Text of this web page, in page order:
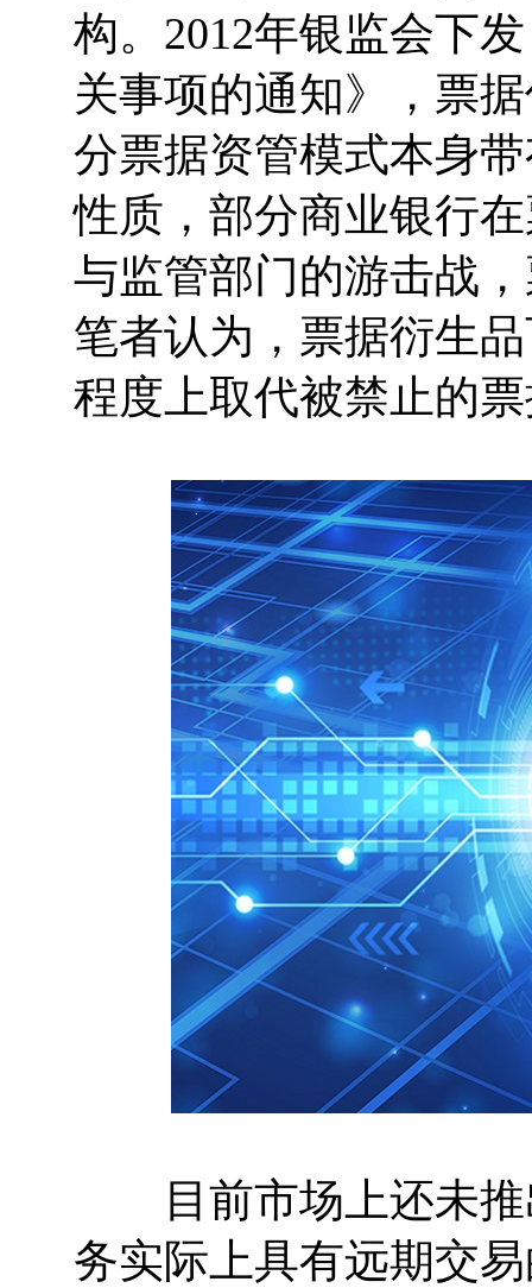
构。2012年银监会下
关事项的通知》，票
分票据资管模式本身
性质，部分商业银行
与监管部门的游击战
笔者认为，票据衍生
程度上取代被禁止的
目前市场上还未推
务实际上具有远期交